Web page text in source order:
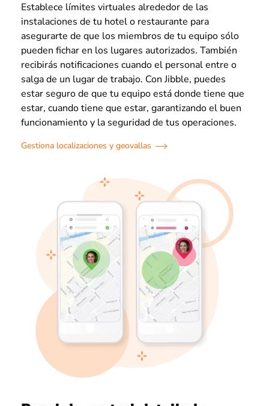
Establece límites virtuales alrededor de las
instalaciones de tu hotel o restaurante para
asegurarte de que los miembros de tu equipo sólo
pueden fichar en los lugares autorizados. También
recibirás notificaciones cuando el personal entre o
salga de un lugar de trabajo. Con Jibble, puedes
estar seguro de que tu equipo está donde tiene que
estar, cuando tiene que estar, garantizando el buen
funcionamiento y la seguridad de tus operaciones.
Gestiona localizaciones y geovallas